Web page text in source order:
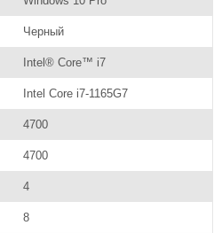
Черный
Intel® Core™ i7
Intel Core i7-1165G7
4700
4700
4
8